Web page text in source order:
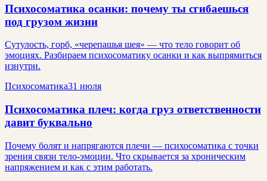
Психосоматика осанки: почему ты сгибаешься
под грузом жизни
Сутулость, горб, «черепашья шея» — что тело говорит об
эмоциях. Разбираем психосоматику осанки и как выпрямиться
изнутри.
Психосоматика31 июля
Психосоматика плеч: когда груз ответственности
давит буквально
Почему болят и напрягаются плечи — психосоматика с точки
зрения связи тело-эмоции. Что скрывается за хроническим
напряжением и как с этим работать.